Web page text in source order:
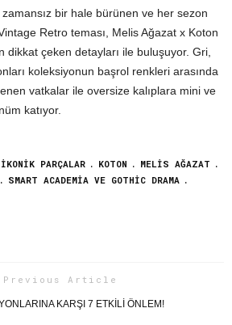
zamansız bir hale bürünen ve her sezon
Retro teması, Melis Ağazat x Koton
dikkat çeken detayları ile buluşuyor. Gri,
koleksiyonun başrol renkleri arasında
vatkalar ile oversize kalıplara mini ve
katıyor.
IKONIK PARÇALAR KOTON
MELIS AĞAZAT
SMART ACADEMIA VE GOTHIC DRAMA
Previous Article
KARŞI 7 ETKİLİ ÖNLEM!